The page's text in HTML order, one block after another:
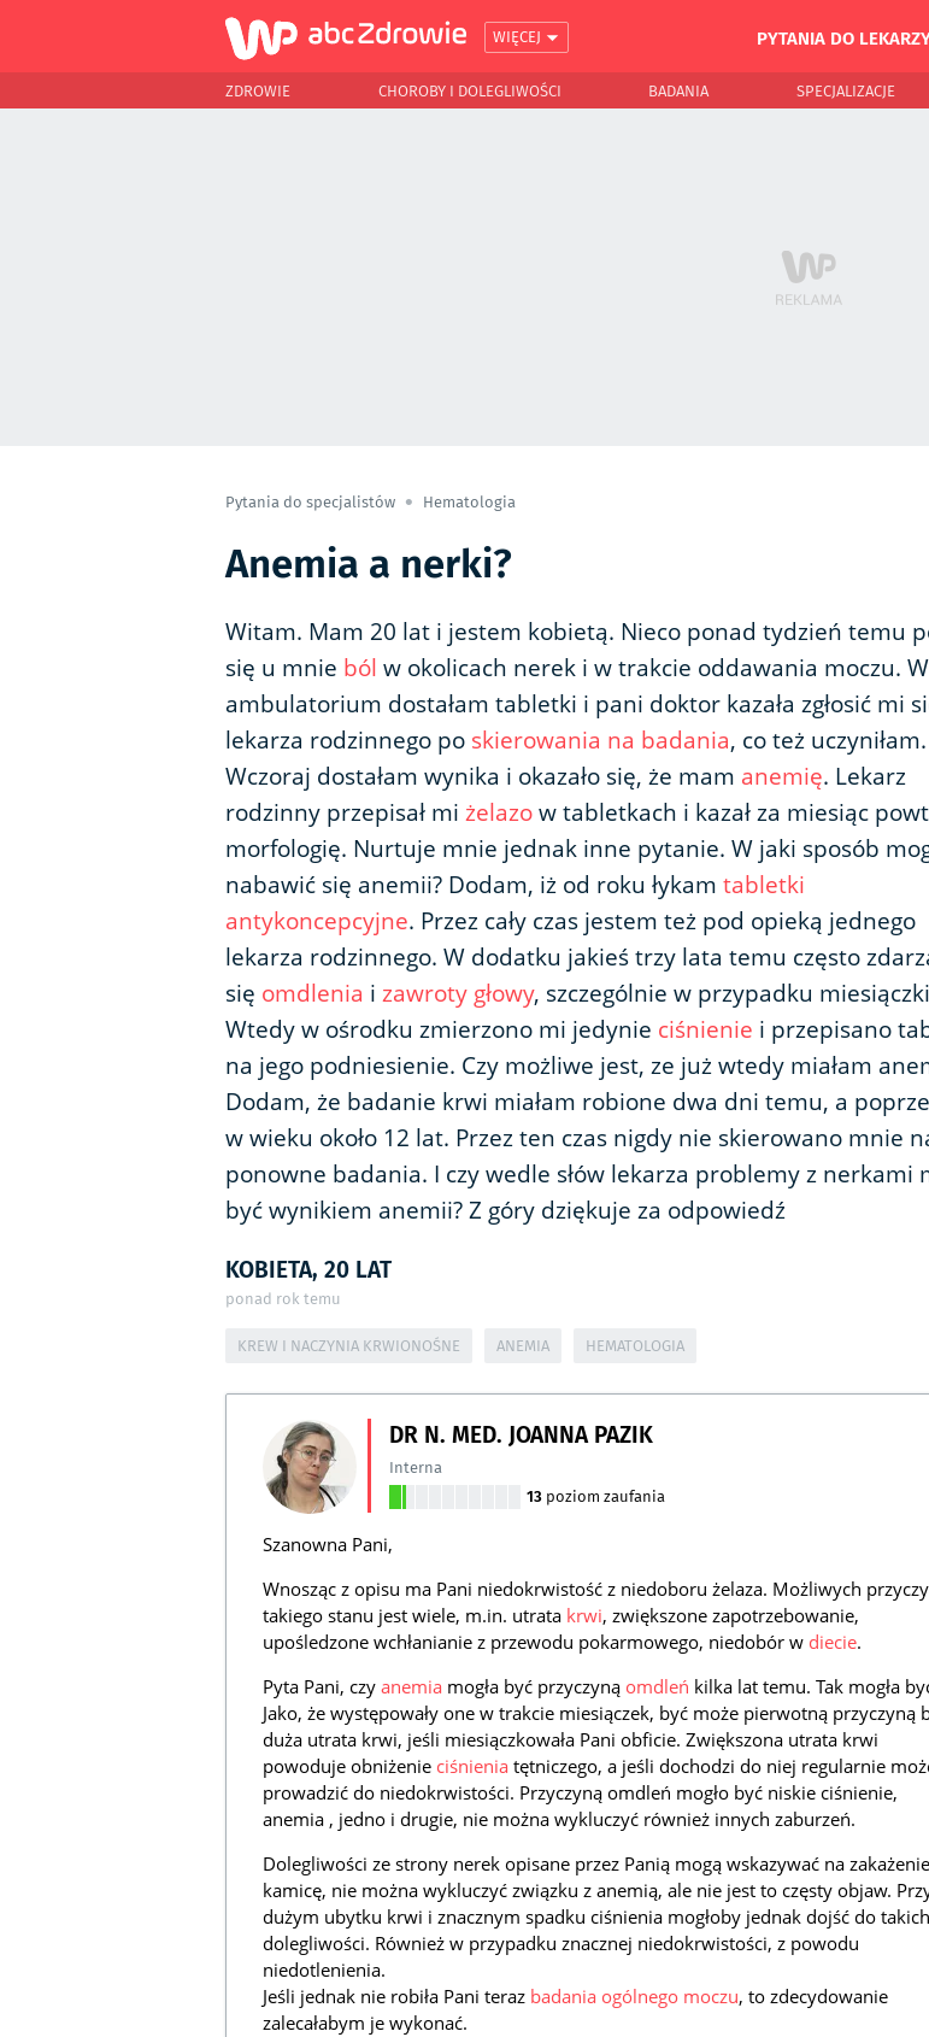
WIĘCEJ PYTANIA DO
ZDROWIE CHOROBY I DOLEGLIWOŚCI BADANIA SPECJALIZACJE
Pytania do specjalistów Hematologia
Anemia a nerki?
Witam. Mam 20 lat i jestem kobietą. Nieco ponad tydzień temu
się u mnie ból w okolicach nerek i w trakcie oddawania moczu. W
ambulatorium dostałam tabletki i pani doktor kazała zgłosić mi
lekarza rodzinnego po skierowania na badania, co też uczyniłam.
Wczoraj dostałam wynika i okazało się, że mam anemię. Lekarz
rodzinny przepisał mi żelazow tabletkach i kazał za miesiąc
morfologię. Nurtuje mnie jednak inne pytanie. W jaki sposób
nabawić się anemii? Dodam, iż od roku łykam tabletki
antykoncepcyjne. Przez cały czas jestem też pod opieką jednego
lekarza rodzinnego. W dodatku jakieś trzy lata temu często
się omdlenia i zawroty głowy, szczególnie w przypadku
Wtedy w ośrodku zmierzono mi jedynie ciśnienie i przepisano
na jego podniesienie. Czy możliwe jest, ze już wtedy miałam
Dodam, że badanie krwi miałam robione dwa dni temu, a
w wieku około 12 lat. Przez ten czas nigdy nie skierowano mnie
ponowne badania. I czy wedle słów lekarza problemy z nerkami
być wynikiem anemii? Z góry dziękuje za odpowiedź
KOBIETA, 20 LAT
ponad rok temu
KREW I NACZYNIA KRWIONOŚNE ANEMIA HEMATOLOGIA
DR N. MED. JOANNA PAZIK
Interna
13 poziom zaufania
Szanowna Pani,
Wnosząc z opisu ma Pani niedokrwistość z niedoboru żelaza. Możliwych
takiego stanu jest wiele, m.in. utrata krwi, zwiększone zapotrzebowanie,
upośledzone wchłanianie z przewodu pokarmowego, niedobór w diecie.
Pyta Pani, czy anemia mogła być przyczyną omdleń kilka lat temu. Tak mogła
Jako, że występowały one w trakcie miesiączek, być może pierwotną przyczyną
duża utrata krwi, jeśli miesiączkowała Pani obficie. Zwiększona utrata krwi
powoduje obniżenie ciśnienia tętniczego, a jeśli dochodzi do niej regularnie
prowadzić do niedokrwistości. Przyczyną omdleń mogło być niskie ciśnienie,
anemia , jedno i drugie, nie można wykluczyć również innych zaburzeń.
Dolegliwości ze strony nerek opisane przez Panią mogą wskazywać na
kamicę, nie można wykluczyć związku z anemią, ale nie jest to częsty objaw.
dużym ubytku krwi i znacznym spadku ciśnienia mogłoby jednak dojść do takich
dolegliwości. Również w przypadku znacznej niedokrwistości, z powodu
niedotlenienia.
Jeśli jednak nie robiła Pani teraz badania ogólnego moczu, to zdecydowanie
zalecałabym je wykonać.